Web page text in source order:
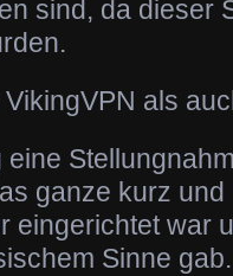
sind, da dieser
als
ganze kurz
eingerichtet war
Sinne gab.